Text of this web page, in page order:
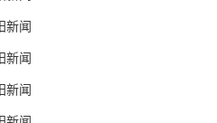
新闻
新闻
新闻